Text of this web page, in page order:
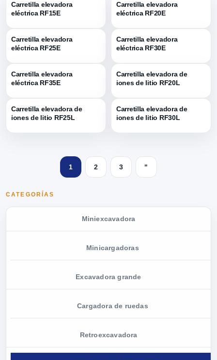
CATEGORÍAS
Miniexcavadora
Minicargadoras
Excavadora grande
Cargadora de ruedas
Retroexcavadora
Carretilla elevadora
eléctrica RF15E
Carretilla elevadora
eléctrica RF20E
Carretilla elevadora
eléctrica RF25E
Carretilla elevadora
eléctrica RF30E
Carretilla elevadora
eléctrica RF35E
Carretilla elevadora de
iones de litio RF20L
Carretilla elevadora de
iones de litio RF25L
Carretilla elevadora de
iones de litio RF30L
1 2 3 "